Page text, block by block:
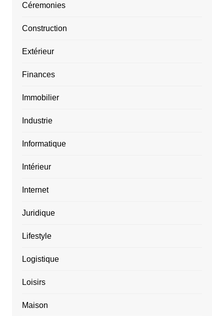
Céremonies
Construction
Extérieur
Finances
Immobilier
Industrie
Informatique
Intérieur
Internet
Juridique
Lifestyle
Logistique
Loisirs
Maison